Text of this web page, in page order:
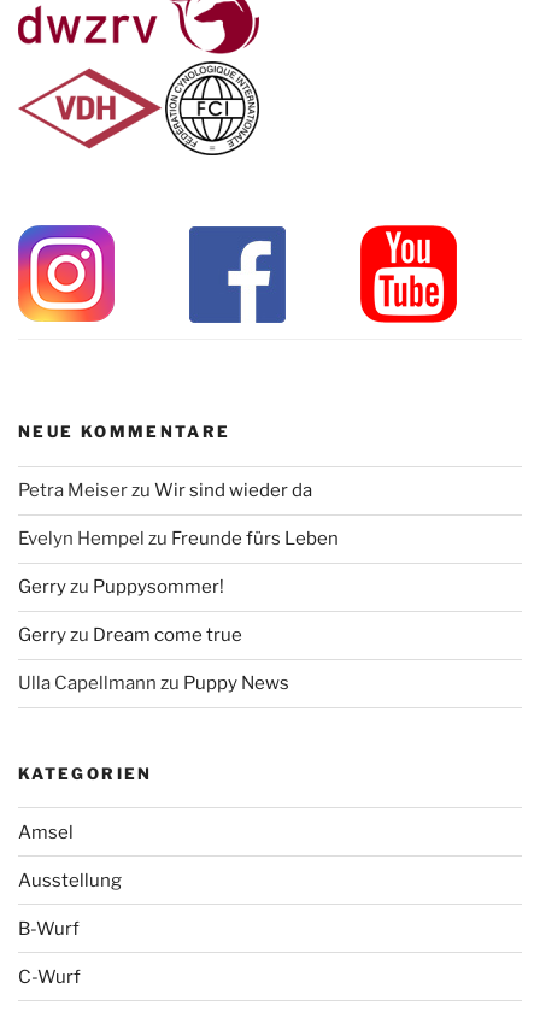
NEUE KOMMENTARE
Petra Meiserzu Wir sind wieder da
Evelyn Hempel zu Freunde fürs Leben
Gerryzu Puppysommer!
Gerryzu Dream come true
Ulla Capellmann zu Puppy News
KATEGORIEN
Amsel
Ausstellung
B-Wurf
C-Wurf